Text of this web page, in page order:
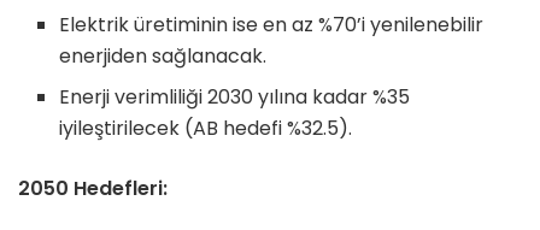
Elektrik üretiminin ise en az %70’i yenilenebilir
enerjiden sağlanacak.
Enerji verimliliği 2030 yılına kadar %35
iyileştirilecek (AB hedefi %32.5).
2050 Hedefleri: